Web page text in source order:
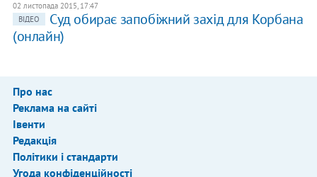
02 листопада 2015, 17:47
ВІДЕО
Суд обирає запобіжний захід для Корбана
(онлайн)
Про нас
Реклама на сайті
Івенти
Редакція
Політики і стандарти
Угода конфіденційності